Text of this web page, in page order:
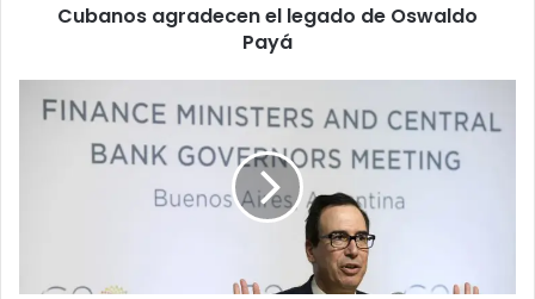
Cubanos agradecen el legado de Oswaldo
Payá
arremete
Venezuela